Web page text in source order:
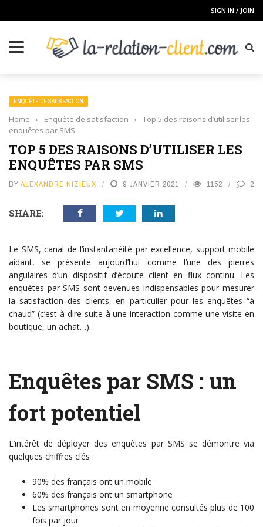
SIGN IN / JOIN
ENQUÊTE DE SATISFACTION
Home › Enquête de satisfaction ›
Top 5 des raisons d’utiliser les
enquêtes par SMS
TOP 5 DES RAISONS D’UTILISER LES
ENQUÊTES PAR SMS
BY ALEXANDRE NIZIEUX 9 JANVIER 2021 1152 2
SHARE:
Le SMS, canal de l’instantanéité par excellence, support mobile
aidant, se présente aujourd’hui comme l’une des pierres
angulaires d’un dispositif d’écoute client en flux continu. Les
enquêtes par SMS sont devenues indispensables pour mesurer
la satisfaction des clients, en particulier pour les enquêtes “à
chaud” (c’est à dire suite à une interaction comme une visite en
boutique, un achat…).
Enquêtes par SMS : un
fort potentiel
L’intérêt de déployer des enquêtes par SMS se démontre via
quelques chiffres clés :
90% des français ont un mobile
60% des français ont un smartphone
Les smartphones sont en moyenne consultés plus de 100
fois par jour